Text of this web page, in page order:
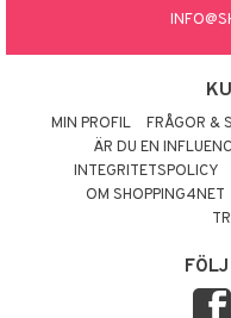
MIN PROFIL FRÅGOR &
ÄR DU EN
INTEGRITETSPOLICY
OM SHOPPING4NET